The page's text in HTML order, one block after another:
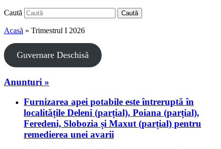
Caută Caută
Acasă » Trimestrul I 2026
Guvernare Deschisă
Anunturi »
Furnizarea apei potabile este întreruptă în
localitățile Deleni (parțial), Poiana (parțial),
Feredeni, Slobozia și Maxut (parțial) pentru
remedierea unei avarii